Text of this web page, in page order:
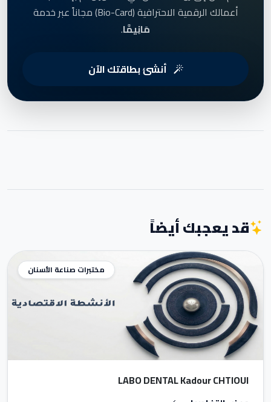
أعمالك الرقمية الاحترافية (Bio-Card) مجاناً عبر خدمة
مَانِيمَّا.
أنشئ بطاقتك الآن
قد يعجبك أيضاً
مختبرات صناعة الأسنان
LABO DENTAL Kadour CHTIOUI